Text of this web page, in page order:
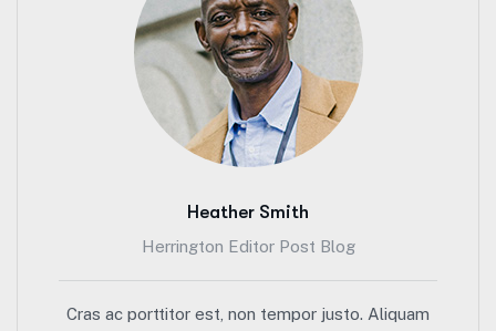
Heather Smith
Herrington Editor Post Blog
Cras ac porttitor est, non tempor justo. Aliquam